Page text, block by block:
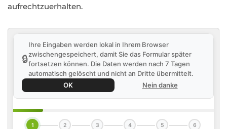
aufrechtzuerhalten.
🔒
Ihre Eingaben werden lokal in Ihrem Browser
zwischengespeichert, damit Sie das Formular später
fortsetzen können. Die Daten werden nach 7 Tagen
automatisch gelöscht und nicht an Dritte übermittelt.
OK
Nein danke
1 2 3 4 5 6